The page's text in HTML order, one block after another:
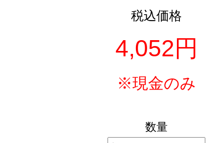
税込価格
4,052円
※現金のみ
数量